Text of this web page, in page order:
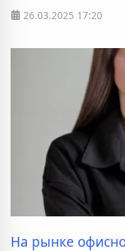
26.03.2025 17:20
На рынке